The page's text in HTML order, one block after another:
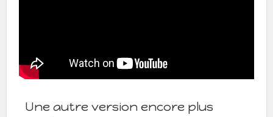
Une autre version encore plus